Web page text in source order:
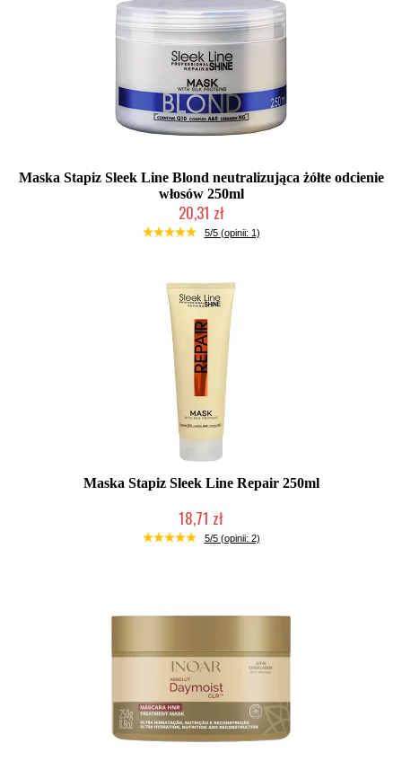
Maska Stapiz Sleek Line Blond neutralizująca żółte odcienie
włosów 250ml
20,31 zł
Mała ilość (wysyłka w 24h)
5/5 (opinii: 1)
Maska Stapiz Sleek Line Repair 250ml
18,71 zł
Duża ilość (wysyłka w 24h)
5/5 (opinii: 2)